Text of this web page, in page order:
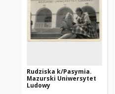
Rudziska k/Pasymia.
Mazurski Uniwersytet
Ludowy